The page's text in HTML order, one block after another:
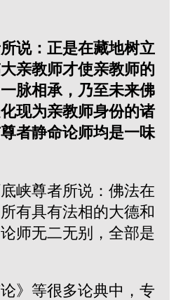
说：正是在藏地树立
亲教师才使亲教师的
脉相承，乃至未来佛
现为亲教师身份的诸
者静命论师均是一味
峡尊者所说：佛法在
有具有法相的大德和
师无二无别，全部是
》等很多论典中，专